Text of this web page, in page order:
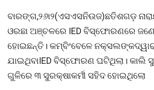
ବାରଙ୍ଗ,୨୬ା୨(ଏସଏସନିଉଜ)ଛତିଶଗଡ଼
ଓରଛା ଅଞ୍ଚଳରେ IED ବିସ୍ଫୋରଣରେ
ହୋଇଛନ୍ତି। କମ୍ବିଂବେଳେ
ଯାଇଥିବାIED ବିସ୍ଫୋରଣ ଘଟିଥିଲା। କାଲି
ଗୁଳିରେ ୩ ସୁରକ୍ଷାକର୍ମୀ ସହିଦ ହୋଇଥିଲୋ